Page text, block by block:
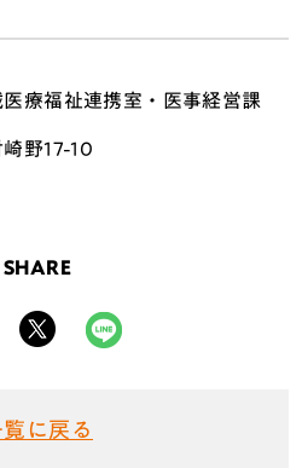
療福祉連携室・医事経営課
野17-10
SHARE
覧に戻る